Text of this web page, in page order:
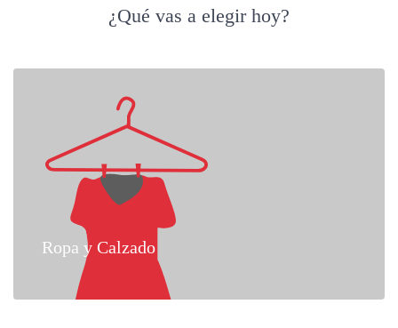
¿Qué vas a elegir hoy?
Ropa y Calzado